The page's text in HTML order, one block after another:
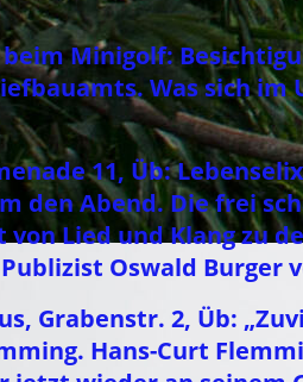
beim Minigolf:
Was sich
11, Üb:
den Abend. Die frei
Lied und Klang zu
Oswald
Grabenstr. 2, Üb:
Hans-Curt